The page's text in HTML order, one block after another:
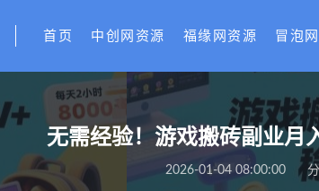
首页 中创网资源 福缘网资源 冒泡
无需经验！游戏搬砖副业月
2026-01-04 08:00:00